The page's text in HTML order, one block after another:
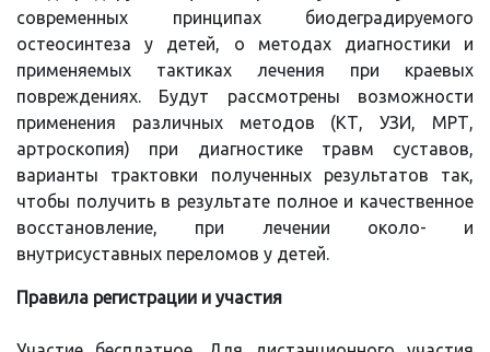
современных принципах биодеградируемого
остеосинтеза у детей, о методах диагностики и
применяемых тактиках лечения при краевых
повреждениях. Будут рассмотрены возможности
применения различных методов (КТ, УЗИ, МРТ,
артроскопия) при диагностике травм суставов,
варианты трактовки полученных результатов так,
чтобы получить в результате полное и качественное
восстановление, при лечении около- и
внутрисуставных переломов у детей.
Правила регистрации и участия